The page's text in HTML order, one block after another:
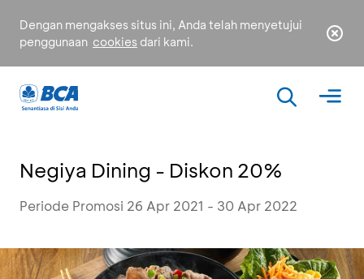
Dengan mengakses situs ini, Anda telah menyetujui
penggunaan cookies dari kami.
Negiya Dining - Diskon 20%
Periode Promosi 26 Apr 2021 - 30 Apr 2022